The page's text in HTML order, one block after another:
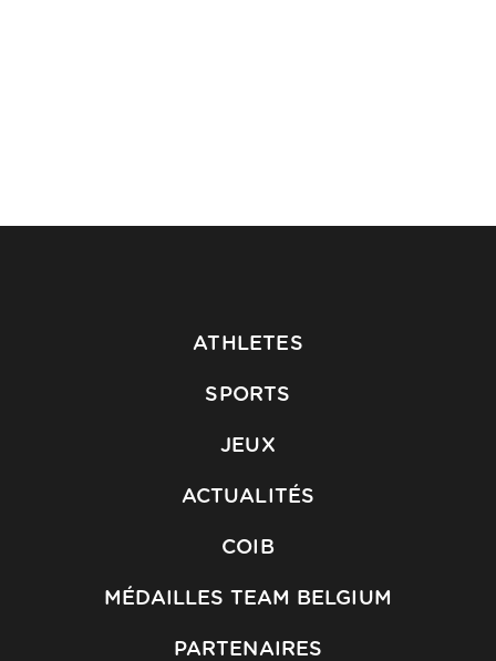
ATHLETES
SPORTS
JEUX
ACTUALITÉS
COIB
MÉDAILLES TEAM BELGIUM
PARTENAIRES